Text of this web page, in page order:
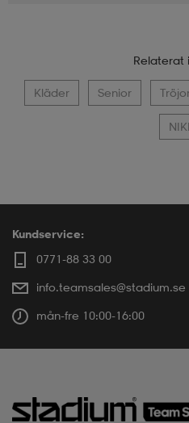
Relaterat
Kläder Senior
Kundservice:
0771-88 33 00
info.teamsales@stadium.se
mån-fre 10:00-16:00